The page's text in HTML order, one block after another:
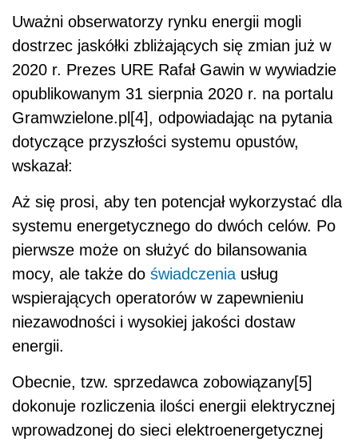
Uważni obserwatorzy rynku energii mogli
dostrzec jaskółki zbliżających się zmian już w
2020 r. Prezes URE Rafał Gawin w wywiadzie
opublikowanym 31 sierpnia 2020 r. na portalu
Gramwzielone.pl[4], odpowiadając na pytania
dotyczące przyszłości systemu opustów,
wskazał:
Aż się prosi, aby ten potencjał wykorzystać dla
systemu energetycznego do dwóch celów. Po
pierwsze może on służyć do bilansowania
mocy, ale także do świadczenia usług
wspierających operatorów w zapewnieniu
niezawodności i wysokiej jakości dostaw
energii.
Obecnie, tzw. sprzedawca zobowiązany[5]
dokonuje rozliczenia ilości energii elektrycznej
wprowadzonej do sieci elektroenergetycznej